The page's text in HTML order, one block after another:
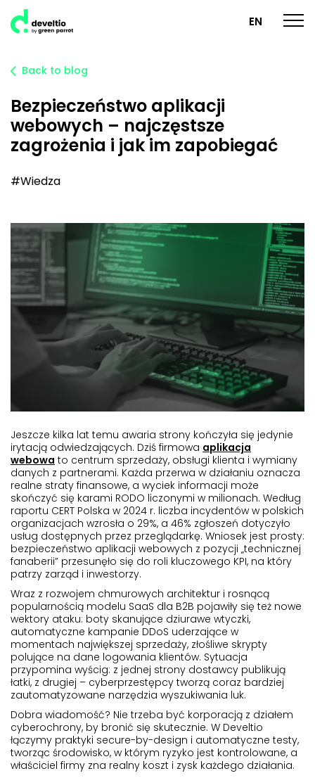
EN
Back to blog
Bezpieczeństwo aplikacji
webowych – najczęstsze
zagrożenia i jak im zapobiegać
#Wiedza
Jeszcze kilka lat temu awaria strony kończyła się jedynie
irytacją odwiedzających. Dziś firmowa aplikacja
webowa to centrum sprzedaży, obsługi klienta i wymiany
danych z partnerami. Każda przerwa w działaniu oznacza
realne straty finansowe, a wyciek informacji może
skończyć się karami RODO liczonymi w milionach. Według
raportu CERT Polska w 2024 r. liczba incydentów w polskich
organizacjach wzrosła o 29%, a 46% zgłoszeń dotyczyło
usług dostępnych przez przeglądarkę. Wniosek jest prosty:
bezpieczeństwo aplikacji webowych z pozycji „technicznej
fanaberii” przesunęło się do roli kluczowego KPI, na który
patrzy zarząd i inwestorzy.
Wraz z rozwojem chmurowych architektur i rosnącą
popularnością modelu SaaS dla B2B pojawiły się też nowe
wektory ataku: boty skanujące dziurawe wtyczki,
automatyczne kampanie DDoS uderzające w
momentach największej sprzedaży, złośliwe skrypty
polujące na dane logowania klientów. Sytuacja
przypomina wyścig: z jednej strony dostawcy publikują
łatki, z drugiej – cyberprzestępcy tworzą coraz bardziej
zautomatyzowane narzędzia wyszukiwania luk.
Dobra wiadomość? Nie trzeba być korporacją z działem
cyberochrony, by bronić się skutecznie. W Develtio
łączymy praktyki secure-by-design i automatyczne testy,
tworząc środowisko, w którym ryzyko jest kontrolowane, a
właściciel firmy zna realny koszt i zysk każdego działania.